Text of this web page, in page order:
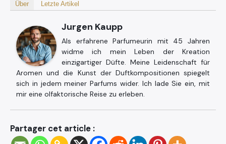
Über Letzte Artikel
Jurgen Kaupp
Als erfahrene Parfumeurin mit 45 Jahren
widme ich mein Leben der Kreation
einzigartiger Düfte. Meine Leidenschaft für
Aromen und die Kunst der Duftkompositionen spiegelt
sich in jedem meiner Parfums wider. Ich lade Sie ein, mit
mir eine olfaktorische Reise zu erleben.
Partager cet article :